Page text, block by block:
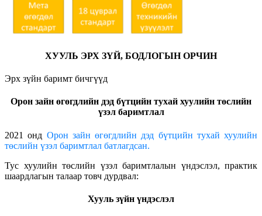
ХУУЛЬ ЭРХ ЗҮЙ, БОДЛОГЫН ОРЧИН
Эрх зүйн баримт бичгүүд
Орон зайн өгөгдлийн дэд бүтцийн тухай хуулийн төслийн
үзэл баримтлал
2021 онд Орон зайн өгөгдлийн дэд бүтцийн тухай хуулийн
төслийн үзэл баримтлал батлагдсан.
Тус хуулийн төслийн үзэл баримтлалын үндэслэл, практик
шаардлагын талаар товч дурдвал:
Хууль зүйн үндэслэл